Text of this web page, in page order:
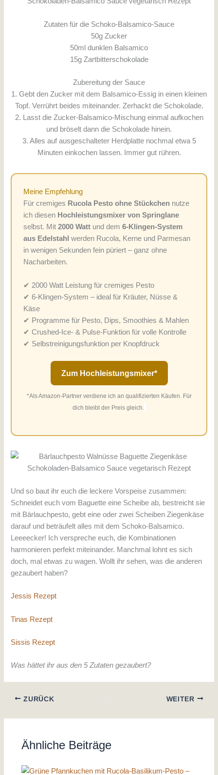
Zutaten für die Schoko-Balsamico-Sauce
50g Zucker
50ml dunklen Balsamico
15g Zartbitterschokolade
Zubereitung der Sauce
1. Gebt den Zucker mit dem Balsamico-Essig in einen kleinen
Topf. Verrührt beides miteinander. Zerhackt die Schokolade.
2. Lasst die Zucker-Balsamico-Mischung einmal aufkochen
und bröselt dann die Schokolade hinein.
3. Alles auf ausgeschalteter Herdplatte nochmal etwa 5
Minuten einkochen lassen. Immer gut rühren.
Meine Empfehlung
Für cremiges Rucola Pesto ohne Stückchen nutze
ich diesen Hochleistungsmixer von Springlane
selbst. Mit2000 Watt und dem6-Klingen-System
aus Edelstahl werden Rucola, Kerne und Parmesan
in wenigen Sekunden fein püriert – ganz ohne
Nacharbeiten.
✔ 2000 Watt Leistung für cremiges Pesto
✔ 6-Klingen-System – ideal für Kräuter, Nüsse &
Käse
✔ Programme für Pesto, Dips, Smoothies & Mahlen
✔ Crushed-Ice- & Pulse-Funktion für volle Kontrolle
✔ Selbstreinigungsfunktion per Knopfdruck
Zum Hochleistungsmixer*
*Als Amazon-Partner verdiene ich an qualifizierten Käufen. Für
dich bleibt der Preis gleich.
Und so baut ihr euch die leckere Vorspeise zusammen:
Schneidet euch vom Baguette eine Scheibe ab, bestreicht sie
mit Bärlauchpesto, gebt eine oder zwei Scheiben Ziegenkäse
darauf und beträufelt alles mit dem Schoko-Balsamico.
Leeeecker! Ich verspreche euch, die Kombinationen
harmonieren perfekt miteinander. Manchmal lohnt es sich
doch, mal etwas zu wagen. Wollt ihr sehen, was die anderen
gezaubert haben?
Jessis Rezept
Tinas Rezept
Sissis Rezept
Was hättet ihr aus den 5 Zutaten gezaubert?
ZURÜCK WEITER
Ähnliche Beiträge